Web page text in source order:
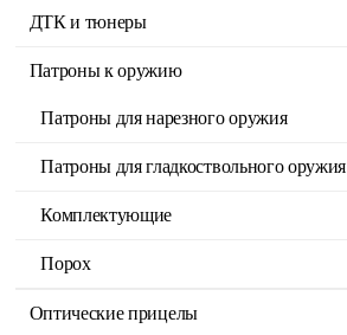
ДТК и тюнеры
Патроны к оружию
Патроны для нарезного оружия
Патроны для гладкоствольного оружия
Комплектующие
Порох
Оптические прицелы